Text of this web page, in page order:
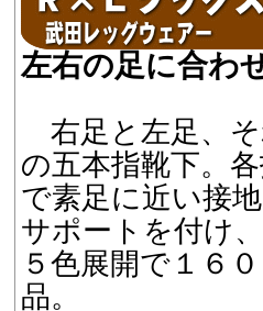
左右の足に合わ
右足と左足、
の五本指靴下。
で素足に近い接
サポートを付け
５色展開で１６
品。